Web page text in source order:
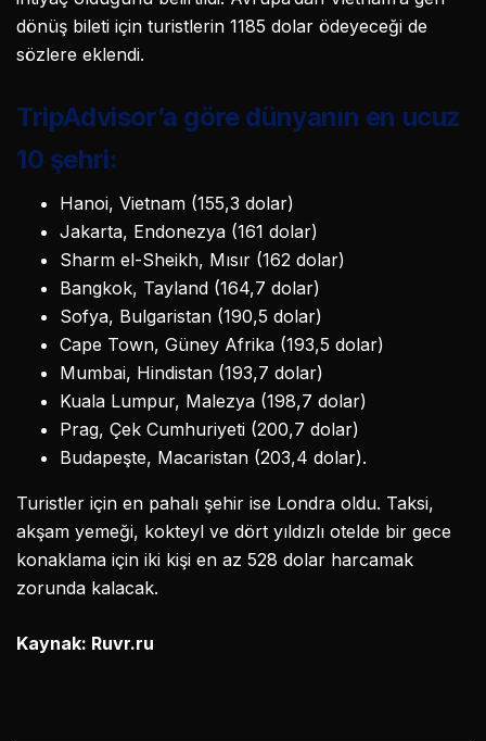
dönüş bileti için turistlerin 1185 dolar ödeyeceği de
sözlere eklendi.
TripAdvisor’a göre dünyanın en ucuz
10 şehri:
Hanoi, Vietnam (155,3 dolar)
Jakarta, Endonezya (161 dolar)
Sharm el-Sheikh, Mısır (162 dolar)
Bangkok, Tayland (164,7 dolar)
Sofya, Bulgaristan (190,5 dolar)
Cape Town, Güney Afrika (193,5 dolar)
Mumbai, Hindistan (193,7 dolar)
Kuala Lumpur, Malezya (198,7 dolar)
Prag, Çek Cumhuriyeti (200,7 dolar)
Budapeşte, Macaristan (203,4 dolar).
Turistler için en pahalı şehir ise Londra oldu. Taksi,
akşam yemeği, kokteyl ve dört yıldızlı otelde bir gece
konaklama için iki kişi en az 528 dolar harcamak
zorunda kalacak.
Kaynak: Ruvr.ru